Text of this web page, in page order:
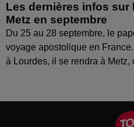
Les dernières infos sur
Metz en septembre
Du 25 au 28 septembre, le
voyage apostolique en
à Lourdes, il se rendra à Metz,